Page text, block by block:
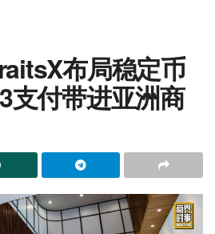
布局稳定币
支付带进亚洲商